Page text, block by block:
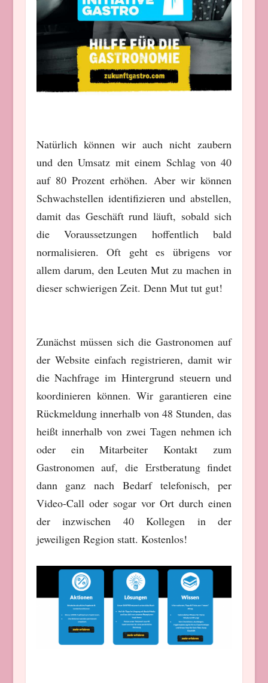
Natürlich können wir auch nicht zaubern
und den Umsatz mit einem Schlag von 40
auf 80 Prozent erhöhen. Aber wir können
Schwachstellen identifizieren und abstellen,
damit das Geschäft rund läuft, sobald sich
die Voraussetzungen hoffentlich bald
normalisieren. Oft geht es übrigens vor
allem darum, den Leuten Mut zu machen in
dieser schwierigen Zeit. Denn Mut tut gut!
Zunächst müssen sich die Gastronomen auf
der Website einfach registrieren, damit wir
die Nachfrage im Hintergrund steuern und
koordinieren können. Wir garantieren eine
Rückmeldung innerhalb von 48 Stunden, das
heißt innerhalb von zwei Tagen nehmen ich
oder ein Mitarbeiter Kontakt zum
Gastronomen auf, die Erstberatung findet
dann ganz nach Bedarf telefonisch, per
Video-Call oder sogar vor Ort durch einen
der inzwischen 40 Kollegen in der
jeweiligen Region statt. Kostenlos!